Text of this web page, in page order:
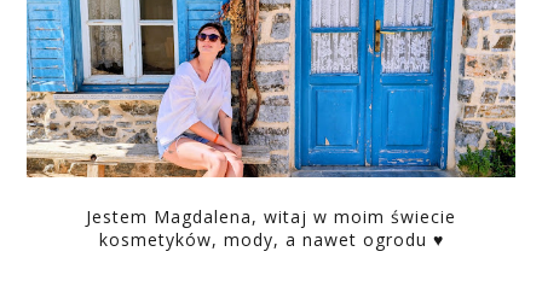
Jestem Magdalena, witaj w moim świecie
kosmetyków, mody, a nawet ogrodu ♥